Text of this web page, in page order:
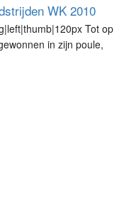
WK 2010
Tot op
in zijn poule,